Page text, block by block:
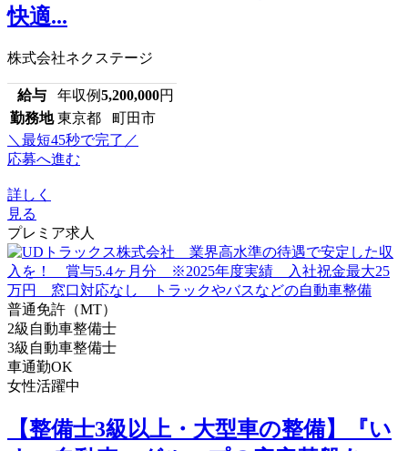
快適...
株式会社ネクステージ
給与 年収例5,200,000円
勤務地 東京都 町田市
＼最短45秒で完了／
応募へ進む
詳しく
見る
プレミア求人
普通免許（MT）
2級自動車整備士
3級自動車整備士
車通勤OK
女性活躍中
【整備士3級以上・大型車の整備】『い